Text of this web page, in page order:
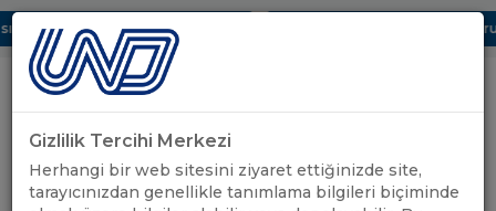
Dijital UBAK Bölümü Hakkında UND, Yunanistan Vize
Uluslararası Nakliyeciler Derneği
GİRİŞ YAP
Gizlilik Tercihi Merkezi
Herhangi bir web sitesini ziyaret ettiğinizde site,
tarayıcınızdan genellikle tanımlama bilgileri biçiminde